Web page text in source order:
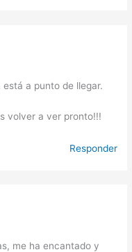
está a punto de llegar.
volver a ver pronto!!!
Responder
me ha encantado y